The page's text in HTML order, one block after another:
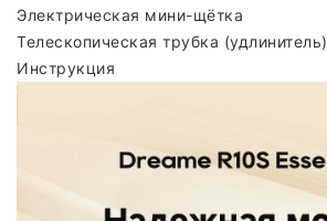
Электрическая мини-щётка
Телескопическая трубка (удлинитель)
Инструкция